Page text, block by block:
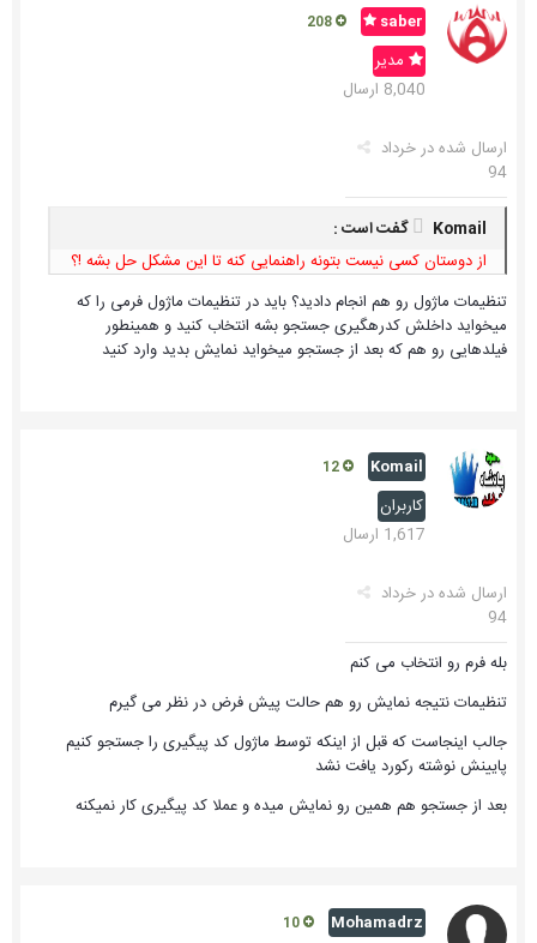
saber
مدیر
8,040 ارسال
ارسال شده درخرداد
94
Komail گفت است :
از دوستان کسی نیست بتونه راهنمایی کنه تا این مشکل حل بشه !؟
تنظیمات ماژول رو هم انجام دادید؟ باید در تنظیمات ماژول فرمی را که
میخواید داخلش کدرهگیری جستجو بشه انتخاب کنید و همینطور
فیلدهایی رو هم که بعد از جستجو میخواید نمایش بدید وارد کنید
Komail
کاربران
1,617 ارسال
ارسال شده درخرداد
94
بله فرم رو انتخاب می کنم
تنظیمات نتیجه نمایش رو هم حالت پیش فرض در نظر می گیرم
جالب اینجاست که قبل از اینکه توسط ماژول کد پیگیری را جستجو کنیم
پایینش نوشته رکورد یافت نشد
بعد از جستجو هم همین رو نمایش میده و عملا کد پیگیری کار نمیکنه
Mohamadrz